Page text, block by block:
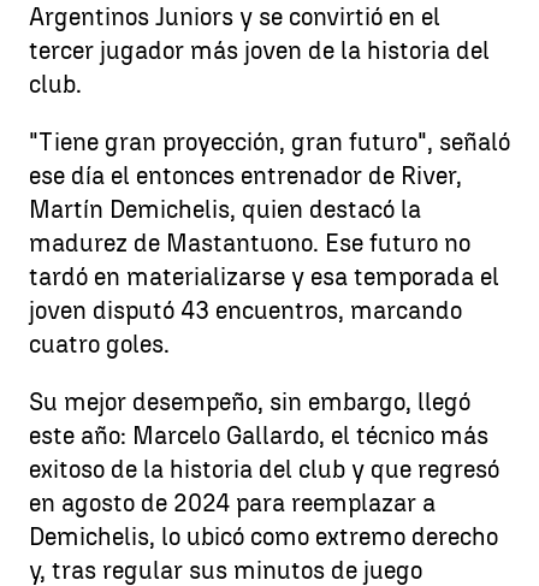
Argentinos Juniors y se convirtió en el
tercer jugador más joven de la historia del
club.
"Tiene gran proyección, gran futuro", señaló
ese día el entonces entrenador de River,
Martín Demichelis, quien destacó la
madurez de Mastantuono. Ese futuro no
tardó en materializarse y esa temporada el
joven disputó 43 encuentros, marcando
cuatro goles.
Su mejor desempeño, sin embargo, llegó
este año: Marcelo Gallardo, el técnico más
exitoso de la historia del club y que regresó
en agosto de 2024 para reemplazar a
Demichelis, lo ubicó como extremo derecho
y, tras regular sus minutos de juego